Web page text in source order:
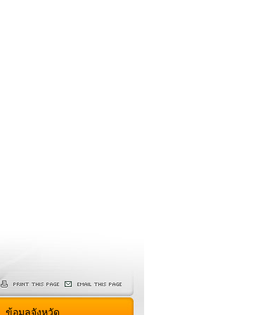
ข้อมูลจังหวัด